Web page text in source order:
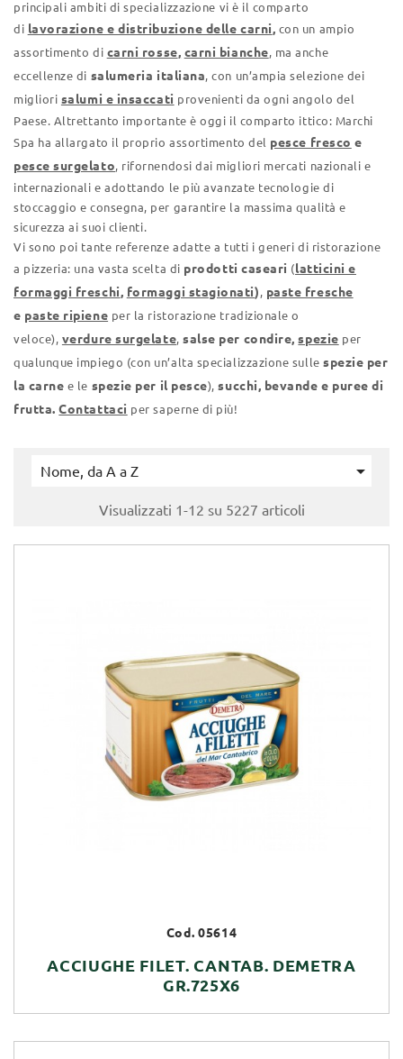
principali ambiti di specializzazione vi è il comparto
di lavorazione e distribuzione delle carni, con un ampio
assortimento di carni rosse, carni bianche, ma anche
eccellenze di salumeria italiana, con un’ampia selezione dei
migliori salumi e insaccati provenienti da ogni angolo del
Paese. Altrettanto importante è oggi il comparto ittico: Marchi
Spa ha allargato il proprio assortimento del pesce fresco e
pesce surgelato, rifornendosi dai migliori mercati nazionali e
internazionali e adottando le più avanzate tecnologie di
stoccaggio e consegna, per garantire la massima qualità e
sicurezza ai suoi clienti.
Vi sono poi tante referenze adatte a tutti i generi di ristorazione
a pizzeria: una vasta scelta di prodotti caseari (latticini e
formaggi freschi, formaggi stagionati) , paste fresche
e paste ripiene per la ristorazione tradizionale o
veloce), verdure surgelate,salse per condire,spezie per
qualunque impiego (con un’alta specializzazione sullespezie per
la carne e le spezie per il pesce),succhi, bevande e puree di
frutta.Contattaci per saperne di più!
Nome, da A a Z 
Visualizzati 1-12 su 5227 articoli
Cod. 05614
ACCIUGHE FILET. CANTAB. DEMETRA
GR.725X6